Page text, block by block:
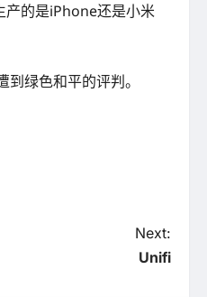
产的是iPhone还是小米
绿色和平的评判。
Next:
Unifi